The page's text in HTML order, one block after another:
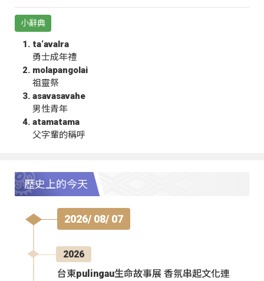
小辭典
ta‘avalra
勇士成年禮
molapangolai
祖靈祭
asavasavahe
男性青年
atamatama
父字輩的稱呼
歷史上的今天
2026/ 08/ 07
2026
台東pulingau生命故事展 香氛串起文化連